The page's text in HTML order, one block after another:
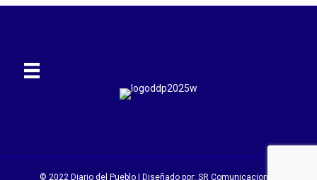
© 2022 Diario del Pueblo | Diseñado por: SR Comunicaciones